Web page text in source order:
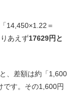
14,450×1.22＝
あえず17629円と
、差額は約「1,600
です。その1,600円